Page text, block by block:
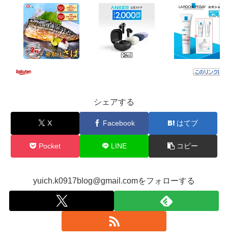
シェアする
X Facebook はてブ
Pocket LINE コピー
yuich.k0917blog@gmail.comをフォローする